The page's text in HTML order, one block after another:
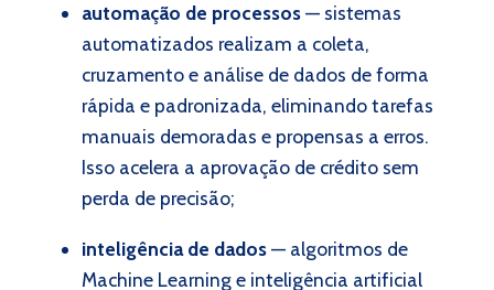
automação de processos— sistemas
automatizados realizam a coleta,
cruzamento e análise de dados de forma
rápida e padronizada, eliminando tarefas
manuais demoradas e propensas a erros.
Isso acelera a aprovação de crédito sem
perda de precisão;
inteligência de dados— algoritmos de
Machine Learning e inteligência artificial